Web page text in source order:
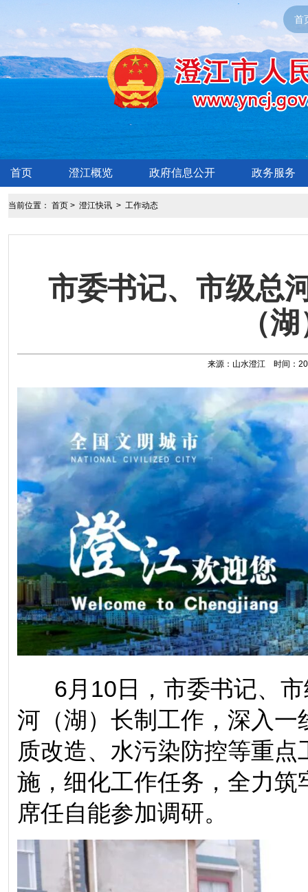
首
首页 澄江概览 政府信息公开 政务服务
当前位置： 首页> 澄江快讯 > 工作动态
市委书记、市级总
（
来源：山水澄江 时间：
6月10日，市委书记、市
河（湖）长制工作，深入
质改造、水污染防控等重
施，细化工作任务，全力
席任自能参加调研。